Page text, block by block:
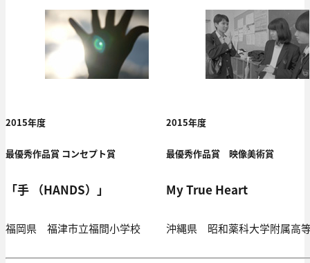
2015年度
最優秀作品賞 コンセプト賞
「手 （HANDS）」
福岡県 福津市立福間小学校
2015年度
最優秀作品賞 映像美術賞
My True Heart
沖縄県 昭和薬科大学附属高